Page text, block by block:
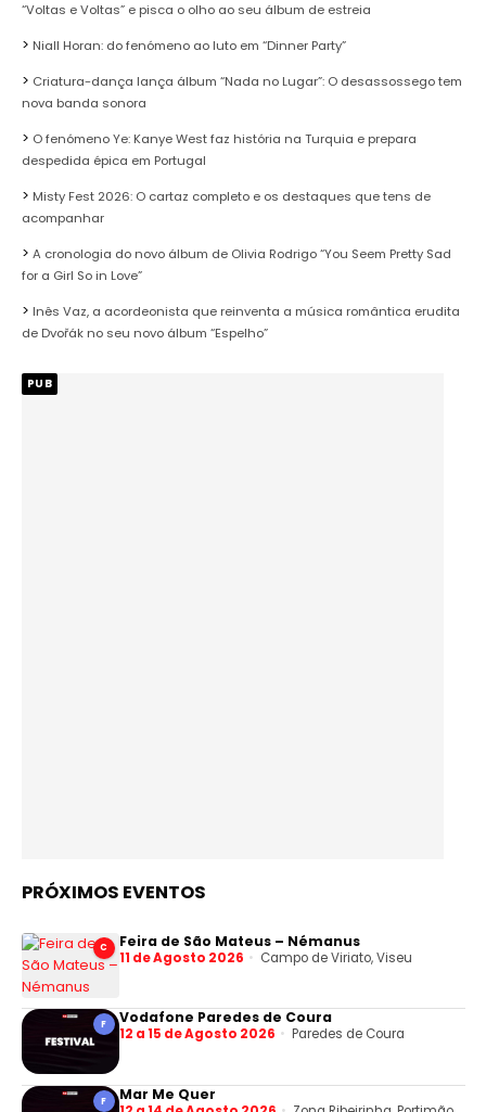
“Voltas e Voltas” e pisca o olho ao seu álbum de estreia
Niall Horan: do fenómeno ao luto em “Dinner Party”
Criatura-dança lança álbum “Nada no Lugar”: O desassossego tem
nova banda sonora
O fenómeno Ye: Kanye West faz história na Turquia e prepara
despedida épica em Portugal
Misty Fest 2026: O cartaz completo e os destaques que tens de
acompanhar
A cronologia do novo álbum de Olivia Rodrigo “You Seem Pretty Sad
for a Girl So in Love”
Inês Vaz, a acordeonista que reinventa a música romântica erudita
de Dvořák no seu novo álbum “Espelho”
PUB
PRÓXIMOS EVENTOS
C Feira de São Mateus – Némanus
11 de Agosto 2026 Campo de Viriato, Viseu
F Vodafone Paredes de Coura
12 a 15 de Agosto 2026 Paredes de Coura
F Mar Me Quer